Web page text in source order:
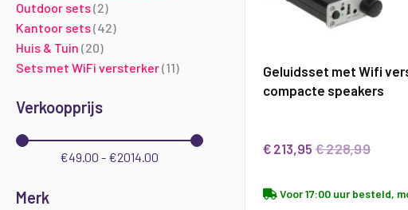
Geluidsset met Wifi
compacte speakers
€ 213,95 € 228,99
Voor 17:00 uur besteld,
Outdoor sets 2producten
Kantoor sets 42producten
Huis & Tuin 20producten
Sets met WiFi versterker 11producten
Verkoopprijs
€49.00 - €2014.00
Merk